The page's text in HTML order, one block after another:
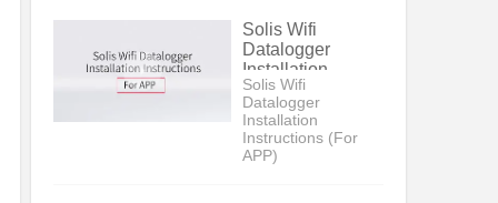
Solis Wifi
Datalogger
Installation
Instructions (For
APP)
Solis Wifi
Datalogger
Installation
Instructions (For
APP)